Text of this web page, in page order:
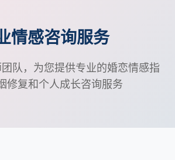
情感咨询服务
队，为您提供专业的婚恋情感指
修复和个人成长咨询服务